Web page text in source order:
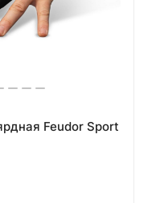
Feudor Sport